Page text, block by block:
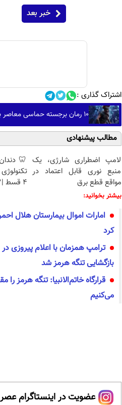
خبر بعد
اشتراک گذاری :
۱۰ رمان برجسته حماسی معاصر با الهام از «اودیسه» هومر
مطالب پیشنهادی
لامپ اضطراری شارژی، یک
منبع نوری قابل اعتماد در
مواقع قطع برق
🦷
4 قسط |📍 تهران
بیشتر بخوانید:
امارات اموال بیمارستان هلال
کرد
ترامپ همزمان با اعلام پیروزی در
بازگشایی تنگه هرمز شد
قرارگاه خاتم‌الانبیا:‌ تنگه هرمز را
می‌کنیم
عضویت در اینستاگرام عصر